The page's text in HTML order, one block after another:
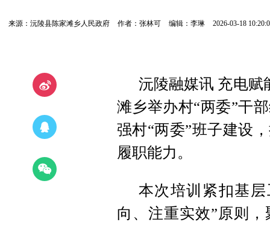
来源：沅陵县陈家滩乡人民政府 作者：张林可 编辑：李琳 2026-03-18
沅陵融媒讯 充电赋
滩乡举办村“两委”干
强村“两委”班子建设
履职能力。
本次培训紧扣基
向、注重实效”原则